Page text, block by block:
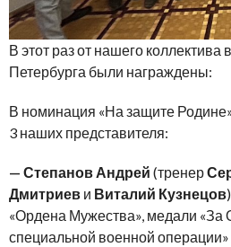
В этот раз от нашего коллектива
Петербурга были награждены:
В номинация «На защите
3 наших представителя:
— Степанов Андрей (тренер
Дмитриев и Виталий Кузнецов
«Ордена Мужества», медали «За
специальной военной